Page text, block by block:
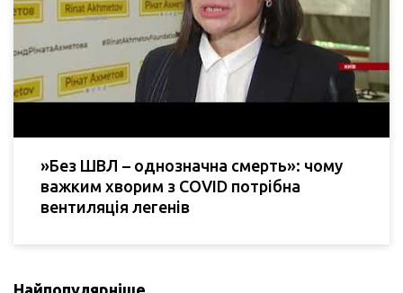
»Без ШВЛ – однозначна смерть»: чому
важким хворим з COVID потрібна
вентиляція легенів
Найпопулярніше